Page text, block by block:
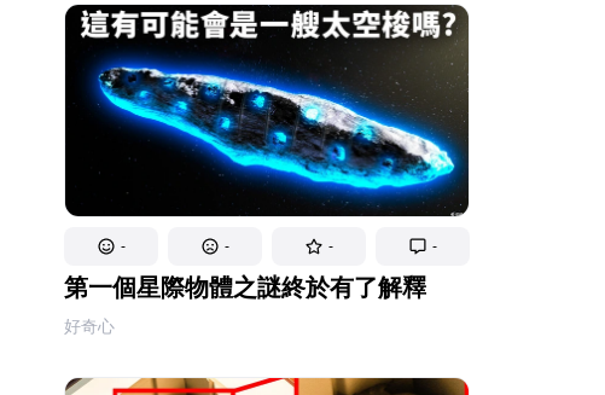
- - - -
第一個星際物體之謎終於有了解釋
好奇心